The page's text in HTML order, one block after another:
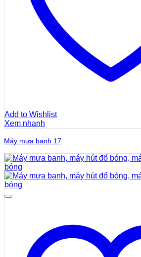
Add to Wishlist
Xem nhanh
Máy mưa banh 17